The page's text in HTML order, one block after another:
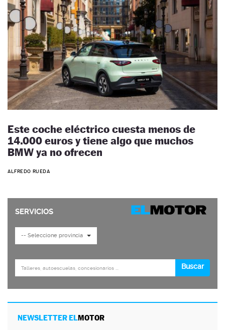
Este coche eléctrico cuesta menos de
14.000 euros y tiene algo que muchos
BMW ya no ofrecen
ALFREDO RUEDA
NEWSLETTER ELMOTOR